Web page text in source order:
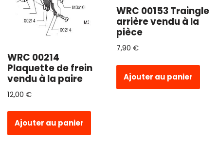
WRC 00214
Plaquette de frein
vendu à la paire
12,00 €
Ajouter au panier
WRC 00153 Traingle
arrière vendu à la
pièce
7,90 €
Ajouter au panier